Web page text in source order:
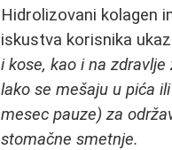
Hidrolizovani kolagen
iskustva korisnika
i kose, kao i na
lako se mešaju u pića
mesec pauze) za
stomačne smetnje.